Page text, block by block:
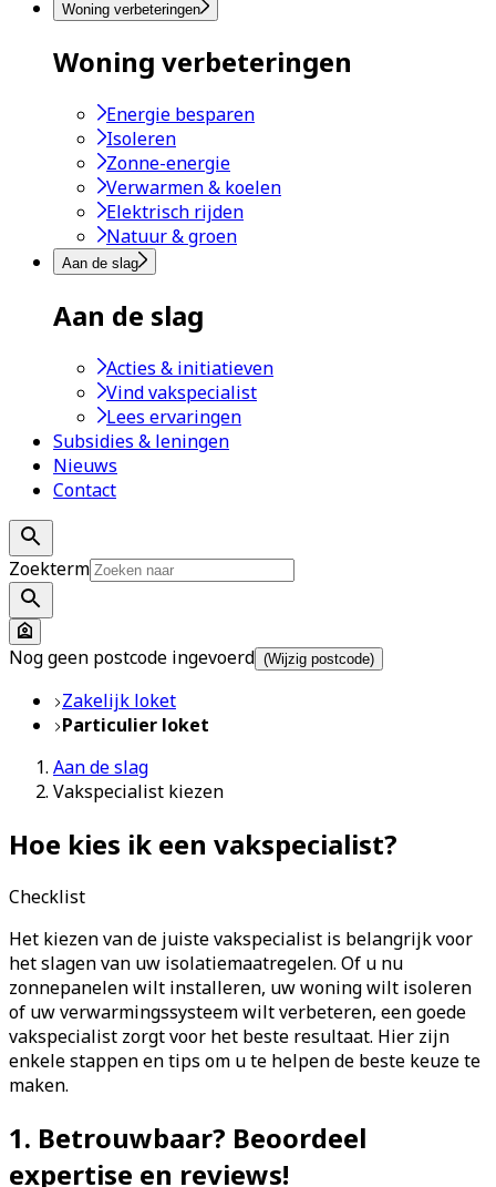
Woning verbeteringen
Woning verbeteringen
Energie besparen
Isoleren
Zonne-energie
Verwarmen & koelen
Elektrisch rijden
Natuur & groen
Aan de slag
Aan de slag
Acties & initiatieven
Vind vakspecialist
Lees ervaringen
Subsidies & leningen
Nieuws
Contact
Zoekterm
Nog geen postcode ingevoerd (Wijzig postcode)
Zakelijk loket
Particulier loket
Aan de slag
Vakspecialist kiezen
Hoe kies ik een vakspecialist?
Checklist
Het kiezen van de juiste vakspecialist is belangrijk voor
het slagen van uw isolatiemaatregelen. Of u nu
zonnepanelen wilt installeren, uw woning wilt isoleren
of uw verwarmingssysteem wilt verbeteren, een goede
vakspecialist zorgt voor het beste resultaat. Hier zijn
enkele stappen en tips om u te helpen de beste keuze te
maken.
1. Betrouwbaar? Beoordeel
expertise en reviews!